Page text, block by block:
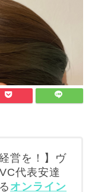
営を！】ヴ
代表安達
オンライン